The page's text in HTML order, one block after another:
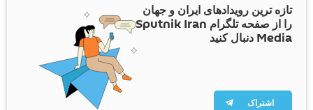
تازه ترین رویدادهای ایران و جهان
را از صفحه تلگرام Sputnik Iran
Media دنبال کنید
اشتراک